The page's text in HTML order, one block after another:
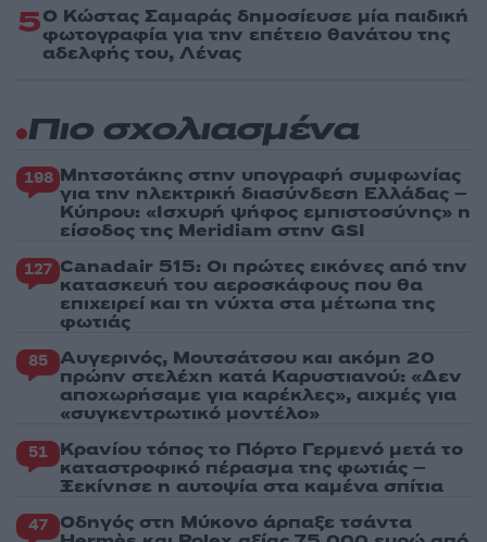
5Ο Κώστας Σαμαράς δημοσίευσε μία παιδική
φωτογραφία για την επέτειο θανάτου της
αδελφής του, Λένας
Πιο σχολιασμένα
198 Μητσοτάκης στην υπογραφή συμφωνίας
για την ηλεκτρική διασύνδεση Ελλάδας –
Κύπρου: «Ισχυρή ψήφος εμπιστοσύνης» η
είσοδος της Meridiam στην GSI
127 Canadair 515: Οι πρώτες εικόνες από την
κατασκευή του αεροσκάφους που θα
επιχειρεί και τη νύχτα στα μέτωπα της
φωτιάς
85 Αυγερινός, Μουτσάτσου και ακόμη 20
πρώην στελέχη κατά Καρυστιανού: «Δεν
αποχωρήσαμε για καρέκλες», αιχμές για
«συγκεντρωτικό μοντέλο»
51 Κρανίου τόπος το Πόρτο Γερμενό μετά το
καταστροφικό πέρασμα της φωτιάς –
Ξεκίνησε η αυτοψία στα καμένα σπίτια
47 Οδηγός στη Μύκονο άρπαξε τσάντα